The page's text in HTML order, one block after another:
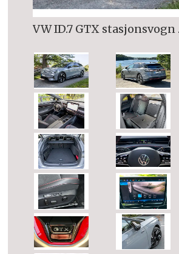
VW ID.7 GTX stasjonsvogn har alt i seg til å bli en av neste års storselgere.